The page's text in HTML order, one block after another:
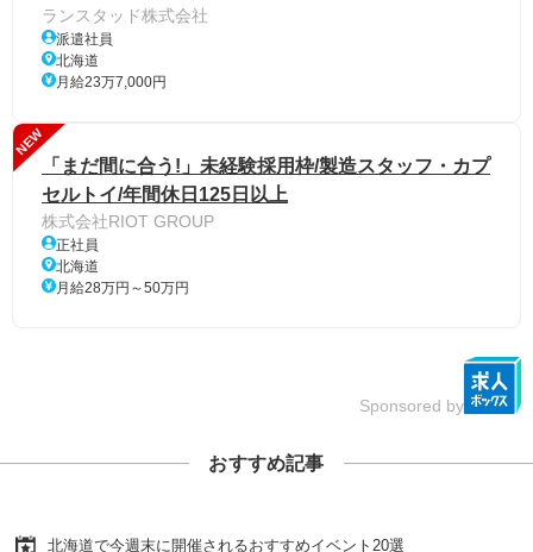
ランスタッド株式会社
派遣社員
北海道
月給23万7,000円
NEW
「まだ間に合う!」未経験採用枠/製造スタッフ・カプ
セルトイ/年間休日125日以上
株式会社RIOT GROUP
正社員
北海道
月給28万円～50万円
Sponsored by
おすすめ記事
北海道で今週末に開催されるおすすめイベント20選